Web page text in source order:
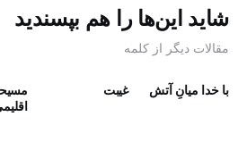
شاید این‌ها را هم بپسندید
مقالات دیگر از کلمه
با خدا میانِ آتش غیبت